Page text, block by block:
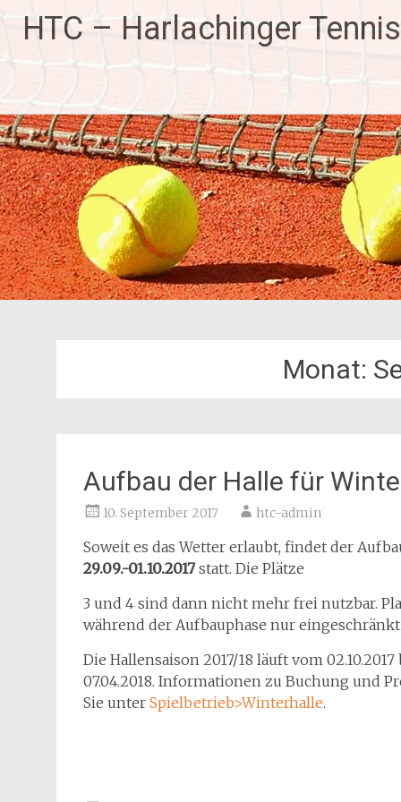
HTC – Harlachinger
Monat:
Aufbau der Halle für
10. September 2017 htc-admin
Soweit es das Wetter erlaubt, findet der
29.09.-01.10.2017statt. Die Plätze
3 und 4 sind dann nicht mehr frei nutzbar.
während der Aufbauphase nur
Die Hallensaison 2017/18 läuft vom 02.10.2017
07.04.2018. Informationen zu Buchung und
Sie unter Spielbetrieb>Winterhalle.